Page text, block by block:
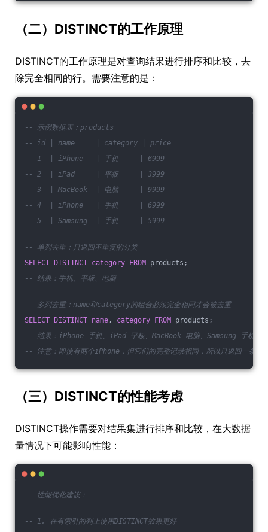
（二）DISTINCT的工作原理
DISTINCT的工作原理是对查询结果进行排序和比较，去
除完全相同的行。需要注意的是：
-- 示例数据表：products
-- id | name     | category | price
-- 1  | iPhone   | 手机     | 6999
-- 2  | iPad     | 平板     | 3999
-- 3  | MacBook  | 电脑     | 9999
-- 4  | iPhone   | 手机     | 6999
-- 5  | Samsung  | 手机     | 5999
-- 单列去重：只返回不重复的分类
SELECT
DISTINCT category FROM products;
-- 结果：手机、平板、电脑
-- 多列去重：name和category的组合必须完全相同才会被去重
SELECT
DISTINCT name, category FROM products;
-- 结果：iPhone-手机、iPad-平板、MacBook-电脑、Samsung-手机
-- 注意：即使有两个iPhone，但它们的完整记录相同，所以只返回一条
（三）DISTINCT的性能考虑
DISTINCT操作需要对结果集进行排序和比较，在大数据
量情况下可能影响性能：
-- 性能优化建议：
-- 1. 在有索引的列上使用DISTINCT效果更好